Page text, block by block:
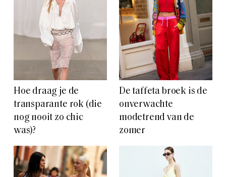
Hoe draag je de
transparante rok (die
nog nooit zo chic
was)?
De taffeta broek is de
onverwachte
modetrend van de
zomer